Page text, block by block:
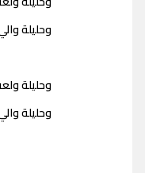
وحليلة
وحليلة
وحليلة